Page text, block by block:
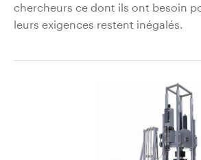
chercheurs ce dont ils ont besoin
leurs exigences restent inégalés.